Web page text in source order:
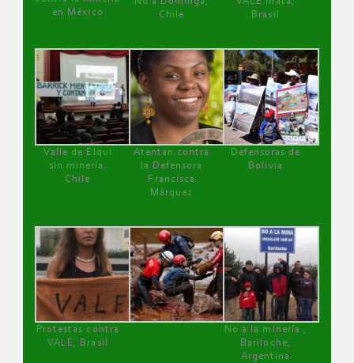
en México
Chile
Brasil
Valle de Elqui
sin minería.
Chile
Atentan contra
la Defensora
Francisca
Márquez
Defensoras de
Bolivia
Protestas contra
VALE, Brasil
No a la minería ,
Bariloche,
Argentina